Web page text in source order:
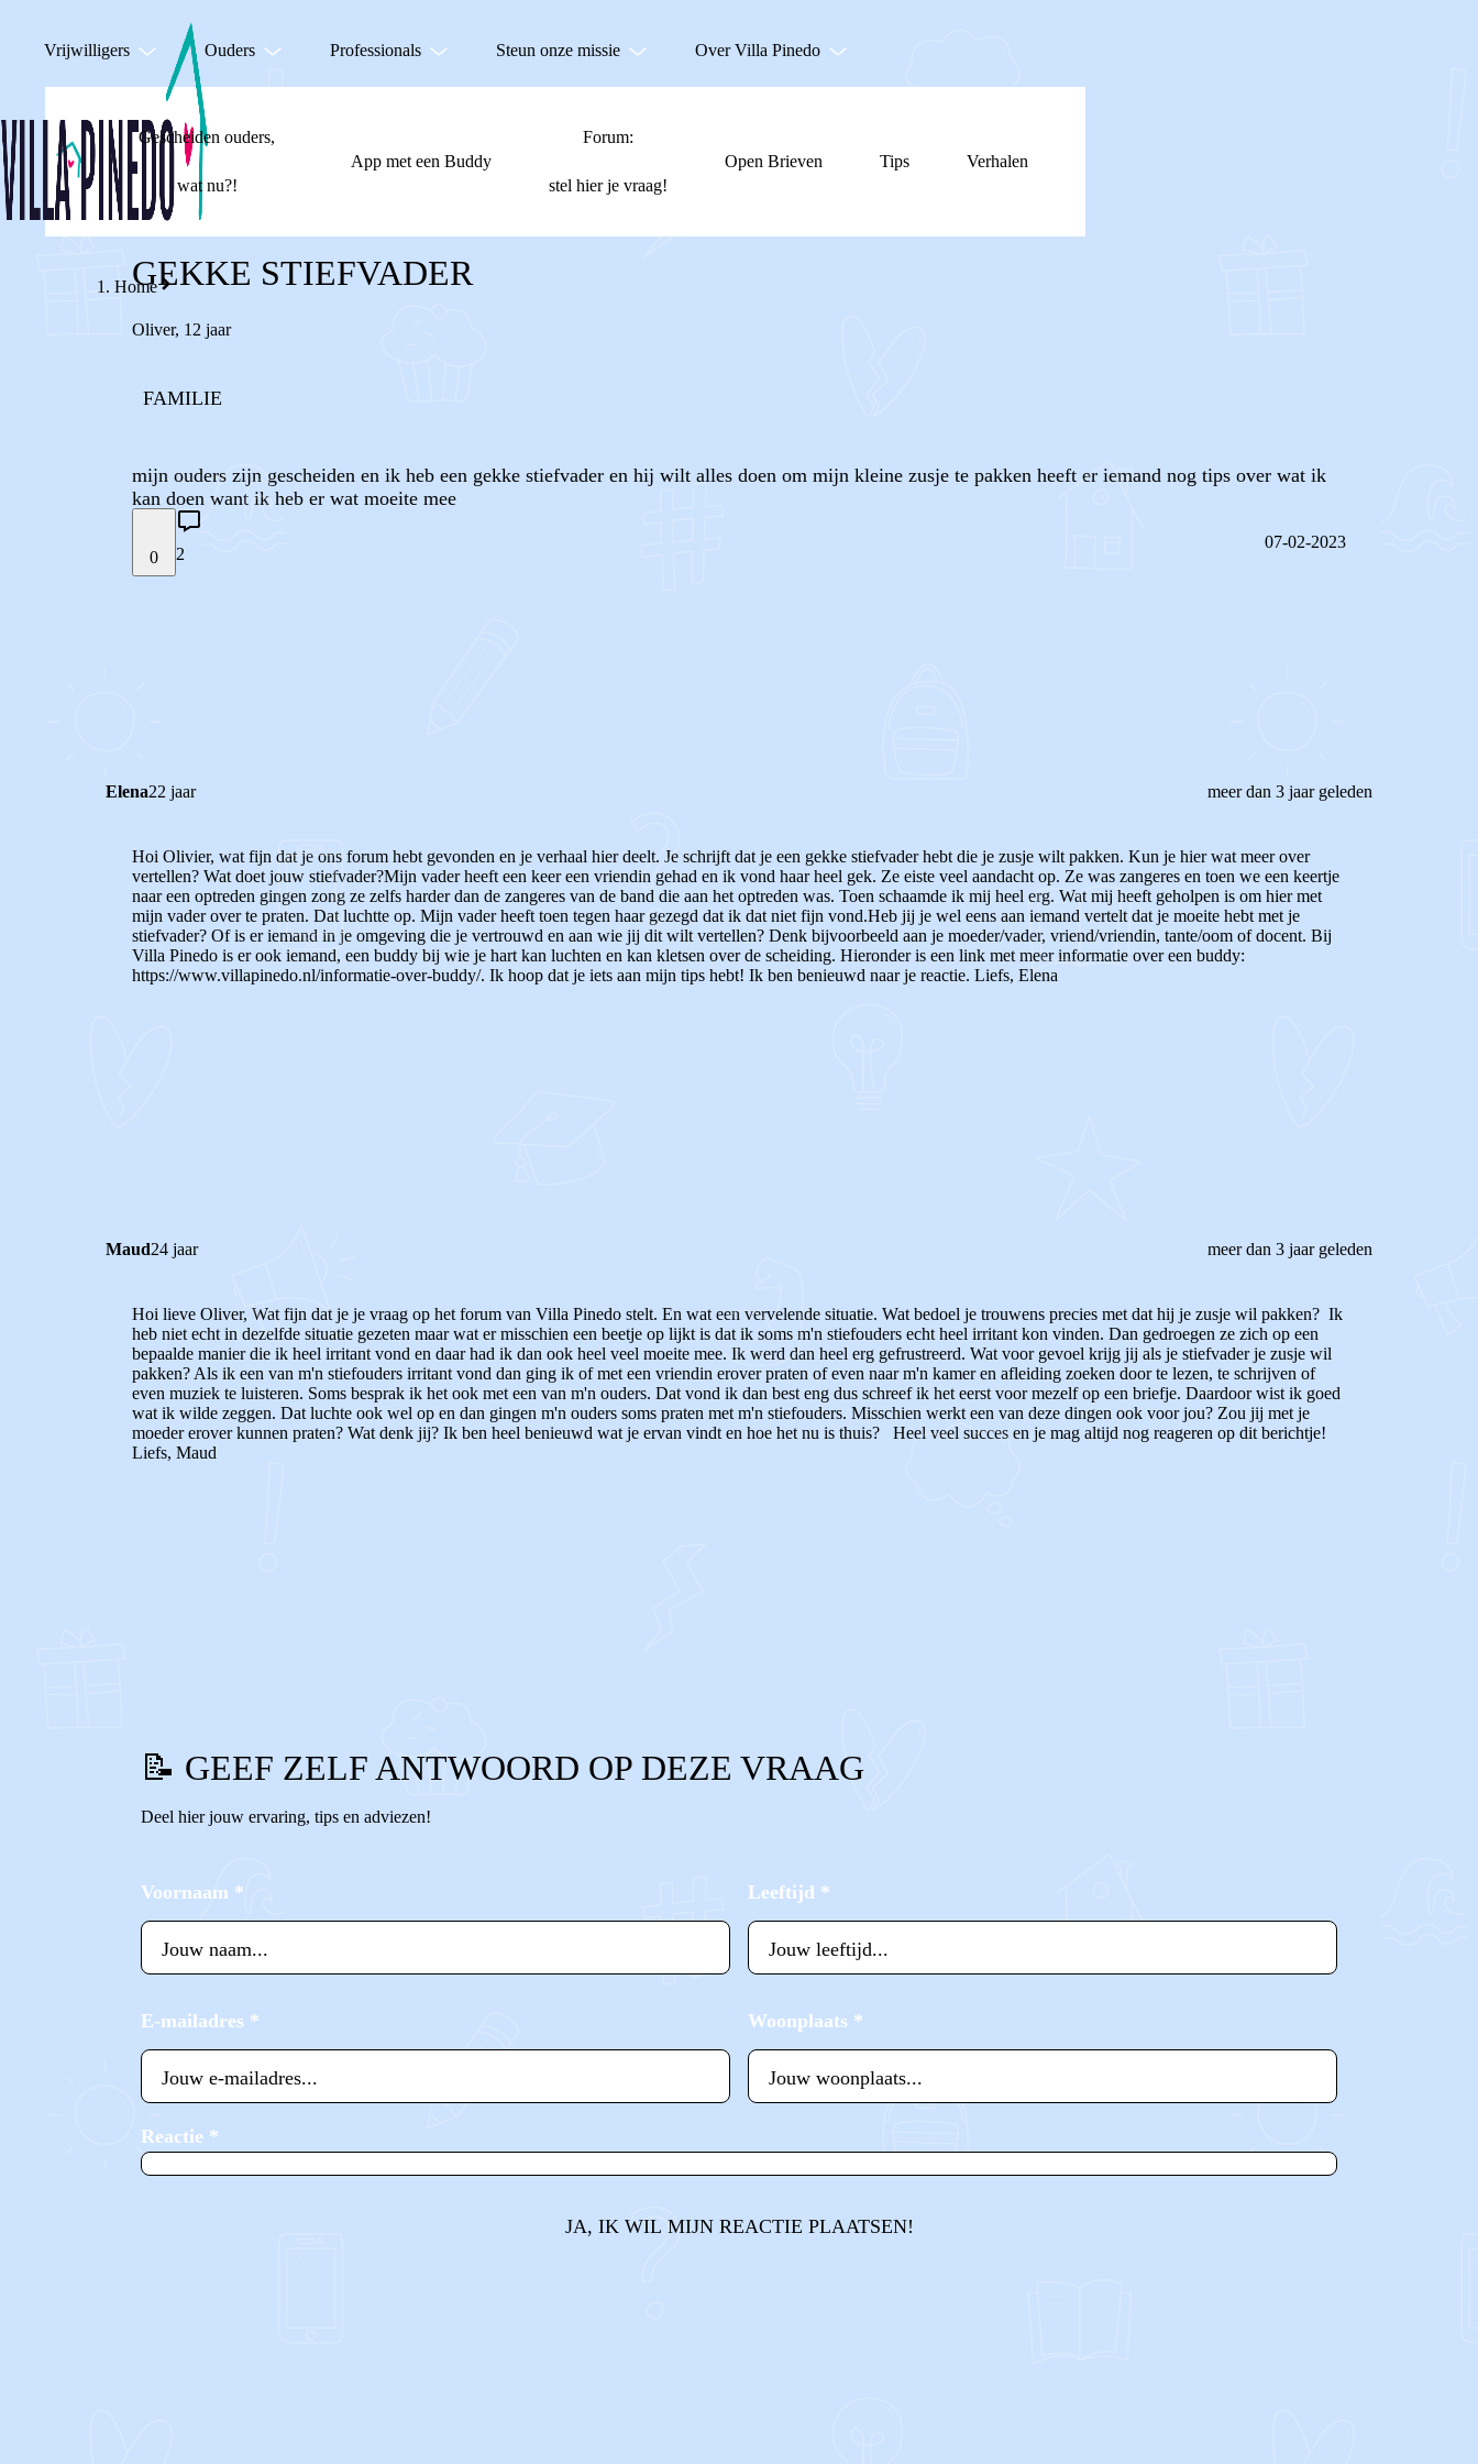
Vrijwilligers Ouders Professionals Steun onze missie Over Villa Pinedo
Gescheiden ouders,
wat nu?!
App met een Buddy
Forum:
stel hier je vraag!
Open Brieven Tips Verhalen
Home
GEKKE STIEFVADER
Oliver, 12 jaar
FAMILIE
mijn ouders zijn gescheiden en ik heb een gekke stiefvader en hij wilt alles doen om mijn kleine zusje te pakken heeft er iemand nog tips over wat ik
kan doen want ik heb er wat moeite mee
0 2
07-02-2023
Elena22 jaar meer dan 3 jaar geleden
Hoi Olivier, wat fijn dat je ons forum hebt gevonden en je verhaal hier deelt. Je schrijft dat je een gekke stiefvader hebt die je zusje wilt pakken. Kun je hier wat meer over
vertellen? Wat doet jouw stiefvader?Mijn vader heeft een keer een vriendin gehad en ik vond haar heel gek. Ze eiste veel aandacht op. Ze was zangeres en toen we een keertje
naar een optreden gingen zong ze zelfs harder dan de zangeres van de band die aan het optreden was. Toen schaamde ik mij heel erg. Wat mij heeft geholpen is om hier met
mijn vader over te praten. Dat luchtte op. Mijn vader heeft toen tegen haar gezegd dat ik dat niet fijn vond.Heb jij je wel eens aan iemand vertelt dat je moeite hebt met je
stiefvader? Of is er iemand in je omgeving die je vertrouwd en aan wie jij dit wilt vertellen? Denk bijvoorbeeld aan je moeder/vader, vriend/vriendin, tante/oom of docent. Bij
Villa Pinedo is er ook iemand, een buddy bij wie je hart kan luchten en kan kletsen over de scheiding. Hieronder is een link met meer informatie over een buddy:
https://www.villapinedo.nl/informatie-over-buddy/. Ik hoop dat je iets aan mijn tips hebt! Ik ben benieuwd naar je reactie. Liefs, Elena
Maud24 jaar meer dan 3 jaar geleden
Hoi lieve Oliver, Wat fijn dat je je vraag op het forum van Villa Pinedo stelt. En wat een vervelende situatie. Wat bedoel je trouwens precies met dat hij je zusje wil pakken? Ik
heb niet echt in dezelfde situatie gezeten maar wat er misschien een beetje op lijkt is dat ik soms m'n stiefouders echt heel irritant kon vinden. Dan gedroegen ze zich op een
bepaalde manier die ik heel irritant vond en daar had ik dan ook heel veel moeite mee. Ik werd dan heel erg gefrustreerd. Wat voor gevoel krijg jij als je stiefvader je zusje wil
pakken? Als ik een van m'n stiefouders irritant vond dan ging ik of met een vriendin erover praten of even naar m'n kamer en afleiding zoeken door te lezen, te schrijven of
even muziek te luisteren. Soms besprak ik het ook met een van m'n ouders. Dat vond ik dan best eng dus schreef ik het eerst voor mezelf op een briefje. Daardoor wist ik goed
wat ik wilde zeggen. Dat luchte ook wel op en dan gingen m'n ouders soms praten met m'n stiefouders. Misschien werkt een van deze dingen ook voor jou? Zou jij met je
moeder erover kunnen praten? Wat denk jij? Ik ben heel benieuwd wat je ervan vindt en hoe het nu is thuis? Heel veel succes en je mag altijd nog reageren op dit berichtje!
Liefs, Maud
📝 GEEF ZELF ANTWOORD OP DEZE VRAAG
Deel hier jouw ervaring, tips en adviezen!
Voornaam * Leeftijd *
E-mailadres * Woonplaats *
Reactie *
JA, IK WIL MIJN REACTIE PLAATSEN!